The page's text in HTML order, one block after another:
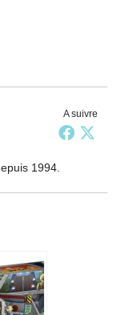
A suivre
1994.